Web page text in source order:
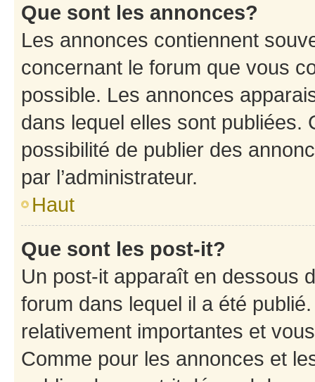
Que sont les annonces?
Les annonces contiennent
concernant le forum que vous
possible. Les annonces
dans lequel elles sont publiées.
possibilité de publier des
par l’administrateur.
Haut
Que sont les post-it?
Un post-it apparaît en dessous
forum dans lequel il a été
relativement importantes et
Comme pour les annonces et